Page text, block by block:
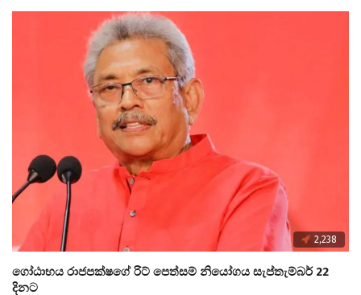
2,238
ගෝඨාභය රාජපක්ෂගේ රිට් පෙත්සම් නියෝගය සැප්තැම්බර් 22
දිනට